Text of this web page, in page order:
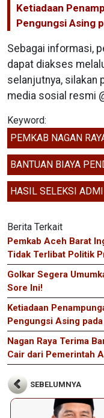
Ketiadaan
Pengungsi Asing
Sebagai informasi,
dapat diakses
selanjutnya, silakan
media sosial resmi
Keyword:
PEMKAB NAGAN
BANTUAN BIAYA
HASIL SELEKSI
Berita Terkait
Pemkab Aceh Barat
Tidak Terlibat Politik
Golkar Segera
Sore Ini!
Ketiadaan
Pengungsi Asing
Nagan Raya Terima
Cair dari Pemerintah
SEBELUMNYA